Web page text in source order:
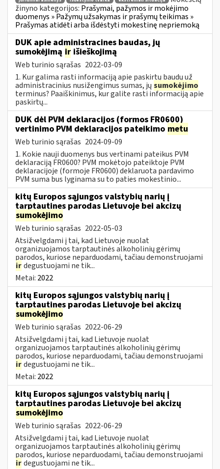
žinyno kategorijos: Prašymai, pažymos ir mokėjimo
duomenys » Pažymų užsakymas ir prašymų teikimas »
Prašymas atidėti arba išdėstyti mokestinę nepriemoką
DUK apie administracines baudas, jų
sumokėjimą ir išieškojimą
Web turinio sąrašas 2022-03-09
1. Kur galima rasti informaciją apie paskirtų baudų už
administracinius nusižengimus sumas, jų sumokėjimo
terminus? Paaiškinimus, kur galite rasti informaciją apie
paskirtų...
DUK dėl PVM deklaracijos (formos FR0600)
vertinimo PVM deklaracijos pateikimo metu
Web turinio sąrašas 2024-09-09
1. Kokie nauji duomenys bus vertinami pateikus PVM
deklaraciją FR0600? PVM mokėtojo pateiktoje PVM
deklaracijoje (formoje FR0600) deklaruota pardavimo
PVM suma bus lyginama su to paties mokestinio...
kitų Europos sąjungos valstybių narių į
tarptautines parodas Lietuvoje bei akcizų
sumokėjimo
Web turinio sąrašas 2022-05-03
Atsižvelgdami į tai, kad Lietuvoje nuolat
organizuojamos tarptautinės alkoholinių gėrimų
parodos, kuriose neparduodami, tačiau demonstruojami
irdegustuojami ne tik...
Metai: 2022
kitų Europos sąjungos valstybių narių į
tarptautines parodas Lietuvoje bei akcizų
sumokėjimo
Web turinio sąrašas 2022-06-29
Atsižvelgdami į tai, kad Lietuvoje nuolat
organizuojamos tarptautinės alkoholinių gėrimų
parodos, kuriose neparduodami, tačiau demonstruojami
irdegustuojami ne tik...
Metai: 2022
kitų Europos sąjungos valstybių narių į
tarptautines parodas Lietuvoje bei akcizų
sumokėjimo
Web turinio sąrašas 2022-06-29
Atsižvelgdami į tai, kad Lietuvoje nuolat
organizuojamos tarptautinės alkoholinių gėrimų
parodos, kuriose neparduodami, tačiau demonstruojami
irdegustuojami ne tik...